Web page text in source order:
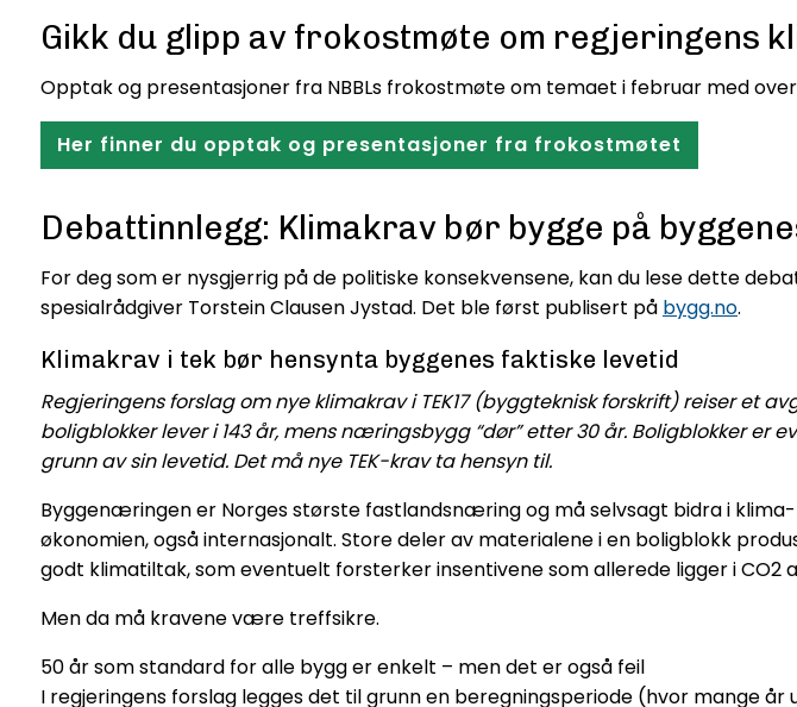
Gikk du glipp av frokostmøte om regjeringens
Opptak og presentasjoner fra NBBLs frokostmøte om temaet i februar med
Her finner du opptak og presentasjoner fra frokostmøtet
Debattinnlegg: Klimakrav bør bygge på
For deg som er nysgjerrig på de politiske konsekvensene, kan du lese dette
spesialrådgiver Torstein Clausen Jystad. Det ble først publisert på bygg.no.
Klimakrav i tek bør hensynta byggenes faktiske levetid
Regjeringens forslag om nye klimakrav i TEK17 (byggteknisk forskrift) reiser et
boligblokker lever i 143 år, mens næringsbygg “dør” etter 30 år. Boligblokker
grunn av sin levetid. Det må nye TEK-krav ta hensyn til.
Byggenæringen er Norges største fastlandsnæring og må selvsagt bidra i
økonomien, også internasjonalt. Store deler av materialene i en boligblokk
godt klimatiltak, som eventuelt forsterker insentivene som allerede ligger i CO2
Men da må kravene være treffsikre.
50 år som standard for alle bygg er enkelt – men det er også feil
I regjeringens forslag legges det til grunn en beregningsperiode (hvor mange